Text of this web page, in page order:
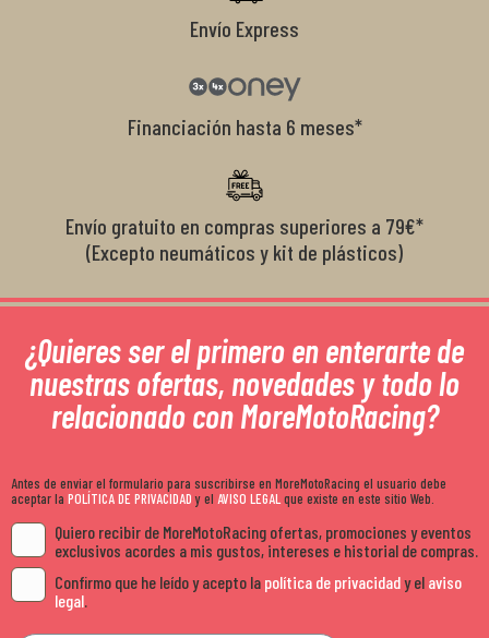
Envío Express
Financiación hasta 6 meses*
Envío gratuito en compras superiores a 79€*
(Excepto neumáticos y kit de plásticos)
¿Quieres ser el primero en enterarte de
nuestras ofertas, novedades y todo lo
relacionado con MoreMotoRacing?
Antes de enviar el formulario para suscribirse en MoreMotoRacing el usuario debe
aceptar la POLÍTICA DE PRIVACIDADy el AVISO LEGALque existe en este sitio Web.
Quiero recibir de MoreMotoRacing ofertas, promociones y eventos
exclusivos acordes a mis gustos, intereses e historial de compras.
Confirmo que he leído y acepto la política de privacidady el aviso
legal.